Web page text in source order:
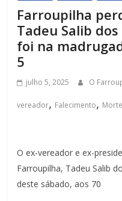
Farroupilha
Tadeu Salib
foi na
5
julho 5, 2025 O
vereador, Falecimento, Morte
O ex-vereador e ex-
Farroupilha, Tadeu Salib
deste sábado, aos 70